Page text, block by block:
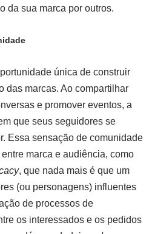
da sua marca por outros.
única de construir
das marcas. Ao compartilhar
e promover eventos, a
que seus seguidores se
Essa sensação de comunidade
marca e audiência, como
, que nada mais é que um
(ou personagens) influentes
de processos de
os interessados e os pedidos